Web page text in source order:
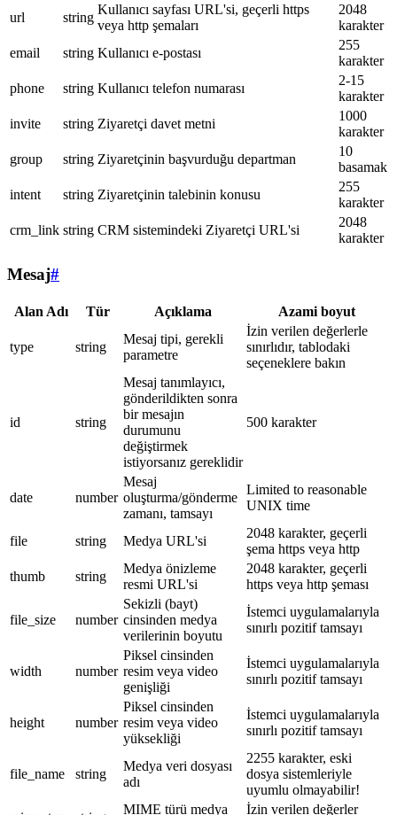
url
string
Kullanıcı sayfası URL'si, geçerli https
veya http şemaları
2048
karakter
email
string Kullanıcı e-postası
255
karakter
phone
string Kullanıcı telefon numarası
2-15
karakter
invite
string Ziyaretçi davet metni
1000
karakter
group
string Ziyaretçinin başvurduğu departman
10
basamak
intent
string Ziyaretçinin talebinin konusu
255
karakter
crm_link string CRM sistemindeki Ziyaretçi URL'si
2048
karakter
Mesaj#
Alan Adı Tür Açıklama Azami boyut
type string
Mesaj tipi, gerekli
parametre
İzin verilen değerlerle
sınırlıdır, tablodaki
seçeneklere bakın
id string
Mesaj tanımlayıcı,
gönderildikten sonra
bir mesajın
durumunu
değiştirmek
istiyorsanız gereklidir
500 karakter
date number
Mesaj
oluşturma/gönderme
zamanı, tamsayı
Limited to reasonable
UNIX time
file string Medya URL'si
2048 karakter, geçerli
şema https veya http
thumb
string
Medya önizleme
resmi URL'si
2048 karakter, geçerli
https veya http şeması
file_size number
Sekizli (bayt)
cinsinden medya
verilerinin boyutu
İstemci uygulamalarıyla
sınırlı pozitif tamsayı
width number
Piksel cinsinden
resim veya video
genişliği
İstemci uygulamalarıyla
sınırlı pozitif tamsayı
height number
Piksel cinsinden
resim veya video
yüksekliği
İstemci uygulamalarıyla
sınırlı pozitif tamsayı
file_name string
Medya veri dosyası
adı
2255 karakter, eski
dosya sistemleriyle
uyumlu olmayabilir!
MIME türü medya
İzin verilen değerler